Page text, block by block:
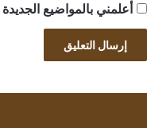
أعلمني بالمواضيع